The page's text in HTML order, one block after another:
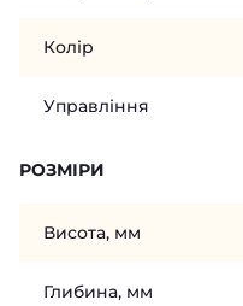
Колір
Управління
РОЗМІРИ
Висота, мм
Глибина, мм